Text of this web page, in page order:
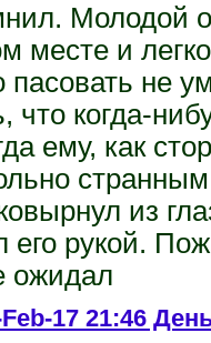
Молодой
месте и
пасовать не
что когда-
ему, как
из
рукой.
ожидал
17 21:46